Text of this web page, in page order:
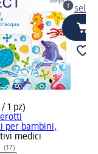
1 pz)
per bambini,
medici
(17)